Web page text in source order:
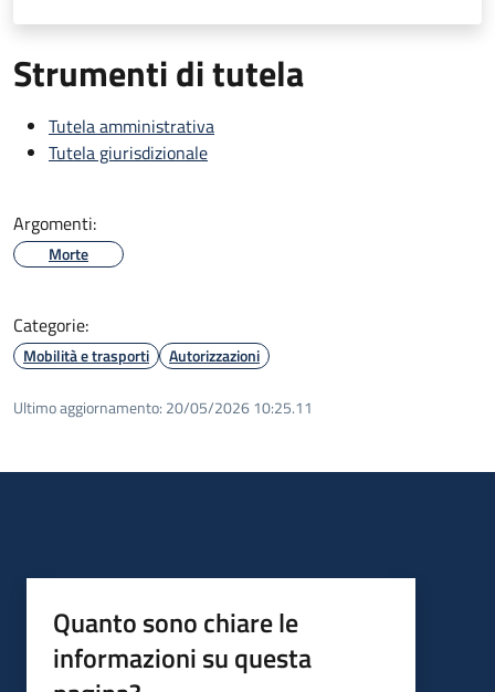
Strumenti di tutela
Tutela amministrativa
Tutela giurisdizionale
Argomenti:
Morte
Categorie:
Mobilità e trasporti Autorizzazioni
Ultimo aggiornamento: 20/05/2026 10:25.11
Quanto sono chiare le
informazioni su questa